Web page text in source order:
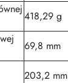
418,29 g
69,8 mm
203,2 mm